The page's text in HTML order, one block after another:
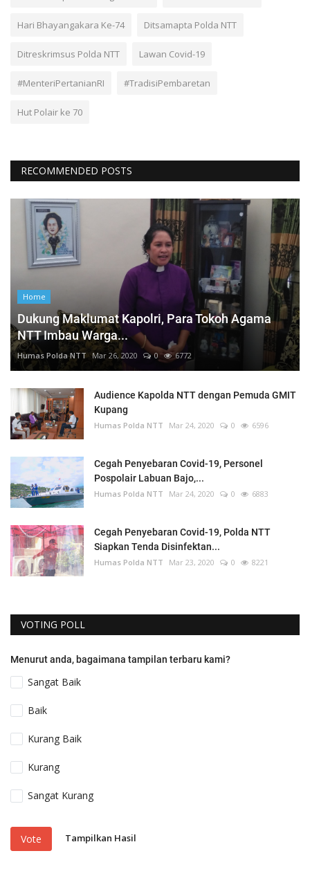
Hari Bhayangakara Ke-74 Ditsamapta Polda NTT
Ditreskrimsus Polda NTT Lawan Covid-19
#MenteriPertanianRI #TradisiPembaretan
Hut Polair ke 70
RECOMMENDED POSTS
Home
Dukung Maklumat Kapolri, Para Tokoh Agama
NTT Imbau Warga...
Humas Polda NTT Mar 26, 2020 0 6772
Audience Kapolda NTT dengan Pemuda GMIT
Kupang
Humas Polda NTT Mar 24, 2020 0 6596
Cegah Penyebaran Covid-19, Personel
Pospolair Labuan Bajo,...
Humas Polda NTT Mar 24, 2020 0 6883
Cegah Penyebaran Covid-19, Polda NTT
Siapkan Tenda Disinfektan...
Humas Polda NTT Mar 23, 2020 0 8221
VOTING POLL
Menurut anda, bagaimana tampilan terbaru kami?
Sangat Baik
Baik
Kurang Baik
Kurang
Sangat Kurang
Vote Tampilkan Hasil